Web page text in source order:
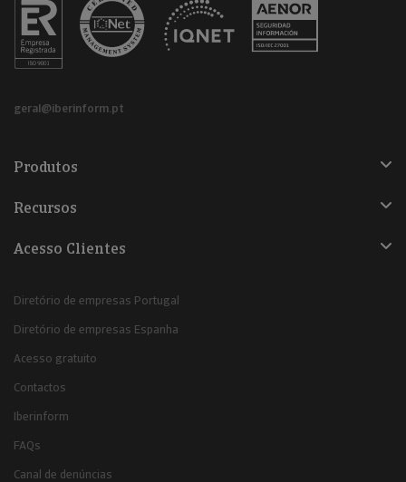
geral@iberinform.pt
Produtos
Recursos
Acesso Clientes
Diretório de empresas Portugal
Diretório de empresas Espanha
Acesso gratuito
Contactos
Iberinform
FAQs
Canal de denúncias